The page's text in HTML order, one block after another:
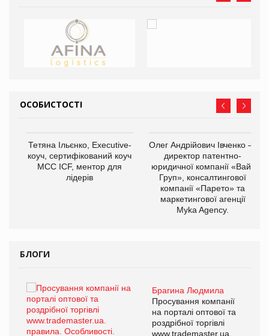
ОСОБИСТОСТІ
Тетяна Ільєнко, Executive-
коуч, сертифікований коуч
МСС ICF, ментор для
лідерів
Олег Андрійович Івченко —
директор патентно-
юридичної компанії «Вайз
Груп», консалтингової
компанії «Парето» та
маркетингової агенції
Myka Agency.
БЛОГИ
Брагина Людмила
Просування компанії
на порталі оптової та
роздрібної торгівлі
www.trademaster.ua.